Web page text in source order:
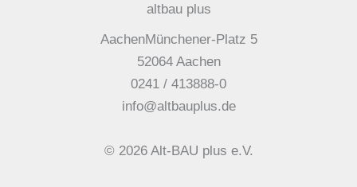
altbau plus
AachenMünchener-Platz 5
52064 Aachen
0241 / 413888-0
info@altbauplus.de
© 2026 Alt-BAU plus e.V.